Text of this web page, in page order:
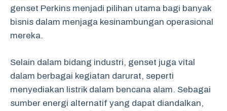
genset Perkins menjadi pilihan utama bagi banyak
bisnis dalam menjaga kesinambungan operasional
mereka.
Selain dalam bidang industri, genset juga vital
dalam berbagai kegiatan darurat, seperti
menyediakan listrik dalam bencana alam. Sebagai
sumber energi alternatif yang dapat diandalkan,